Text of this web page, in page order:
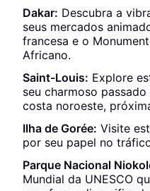
Dakar: Descubra a
seus mercados
francesa e o
Africano.
Saint-Louis: Explore
seu charmoso
costa noroeste,
Ilha de Gorée: Visite
por seu papel no
Parque Nacional
Mundial da UNESCO